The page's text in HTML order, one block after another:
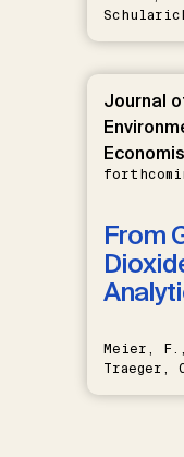
Journal
From
Meier,
Traeger,